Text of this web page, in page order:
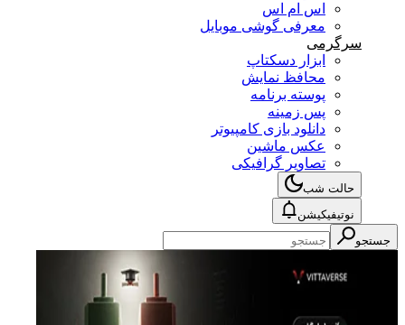
اس ام اس
معرفی گوشی موبایل
سرگرمی
ابزار دسکتاپ
محافظ نمایش
پوسته برنامه
پس زمینه
دانلود بازی کامپیوتر
عکس ماشین
تصاویر گرافیکی
حالت شب
نوتیفیکیشن
جستجو